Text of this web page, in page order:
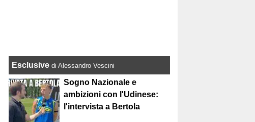
Esclusive di Alessandro Vescini
Sogno Nazionale e
ambizioni con l'Udinese:
l'intervista a Bertola